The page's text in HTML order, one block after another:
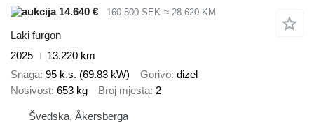
14.640 €
160.500 SEK ≈ 28.620 KM
Laki furgon
2025
13.220 km
Snaga 95 k.s. (69.83 kW) Gorivo dizel
Nosivost 653 kg Broj mjesta 2
Švedska, Åkersberga